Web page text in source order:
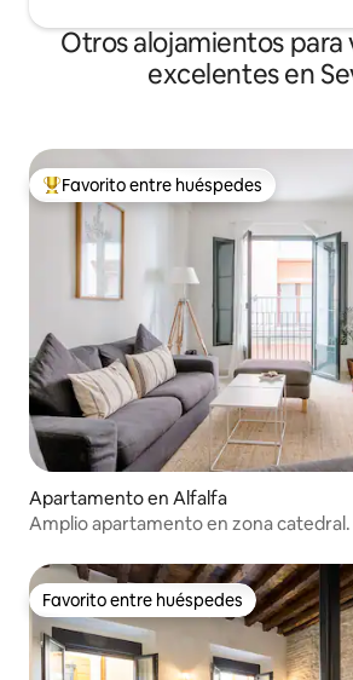
Otros alojamientos para
excelentes en
Favorito entre huéspedes preferido
Favorito entre huéspedes
Apartamento en Alfalfa
Amplio apartamento en zona catedral.
Favorito entre huéspedes
Favorito entre huéspedes